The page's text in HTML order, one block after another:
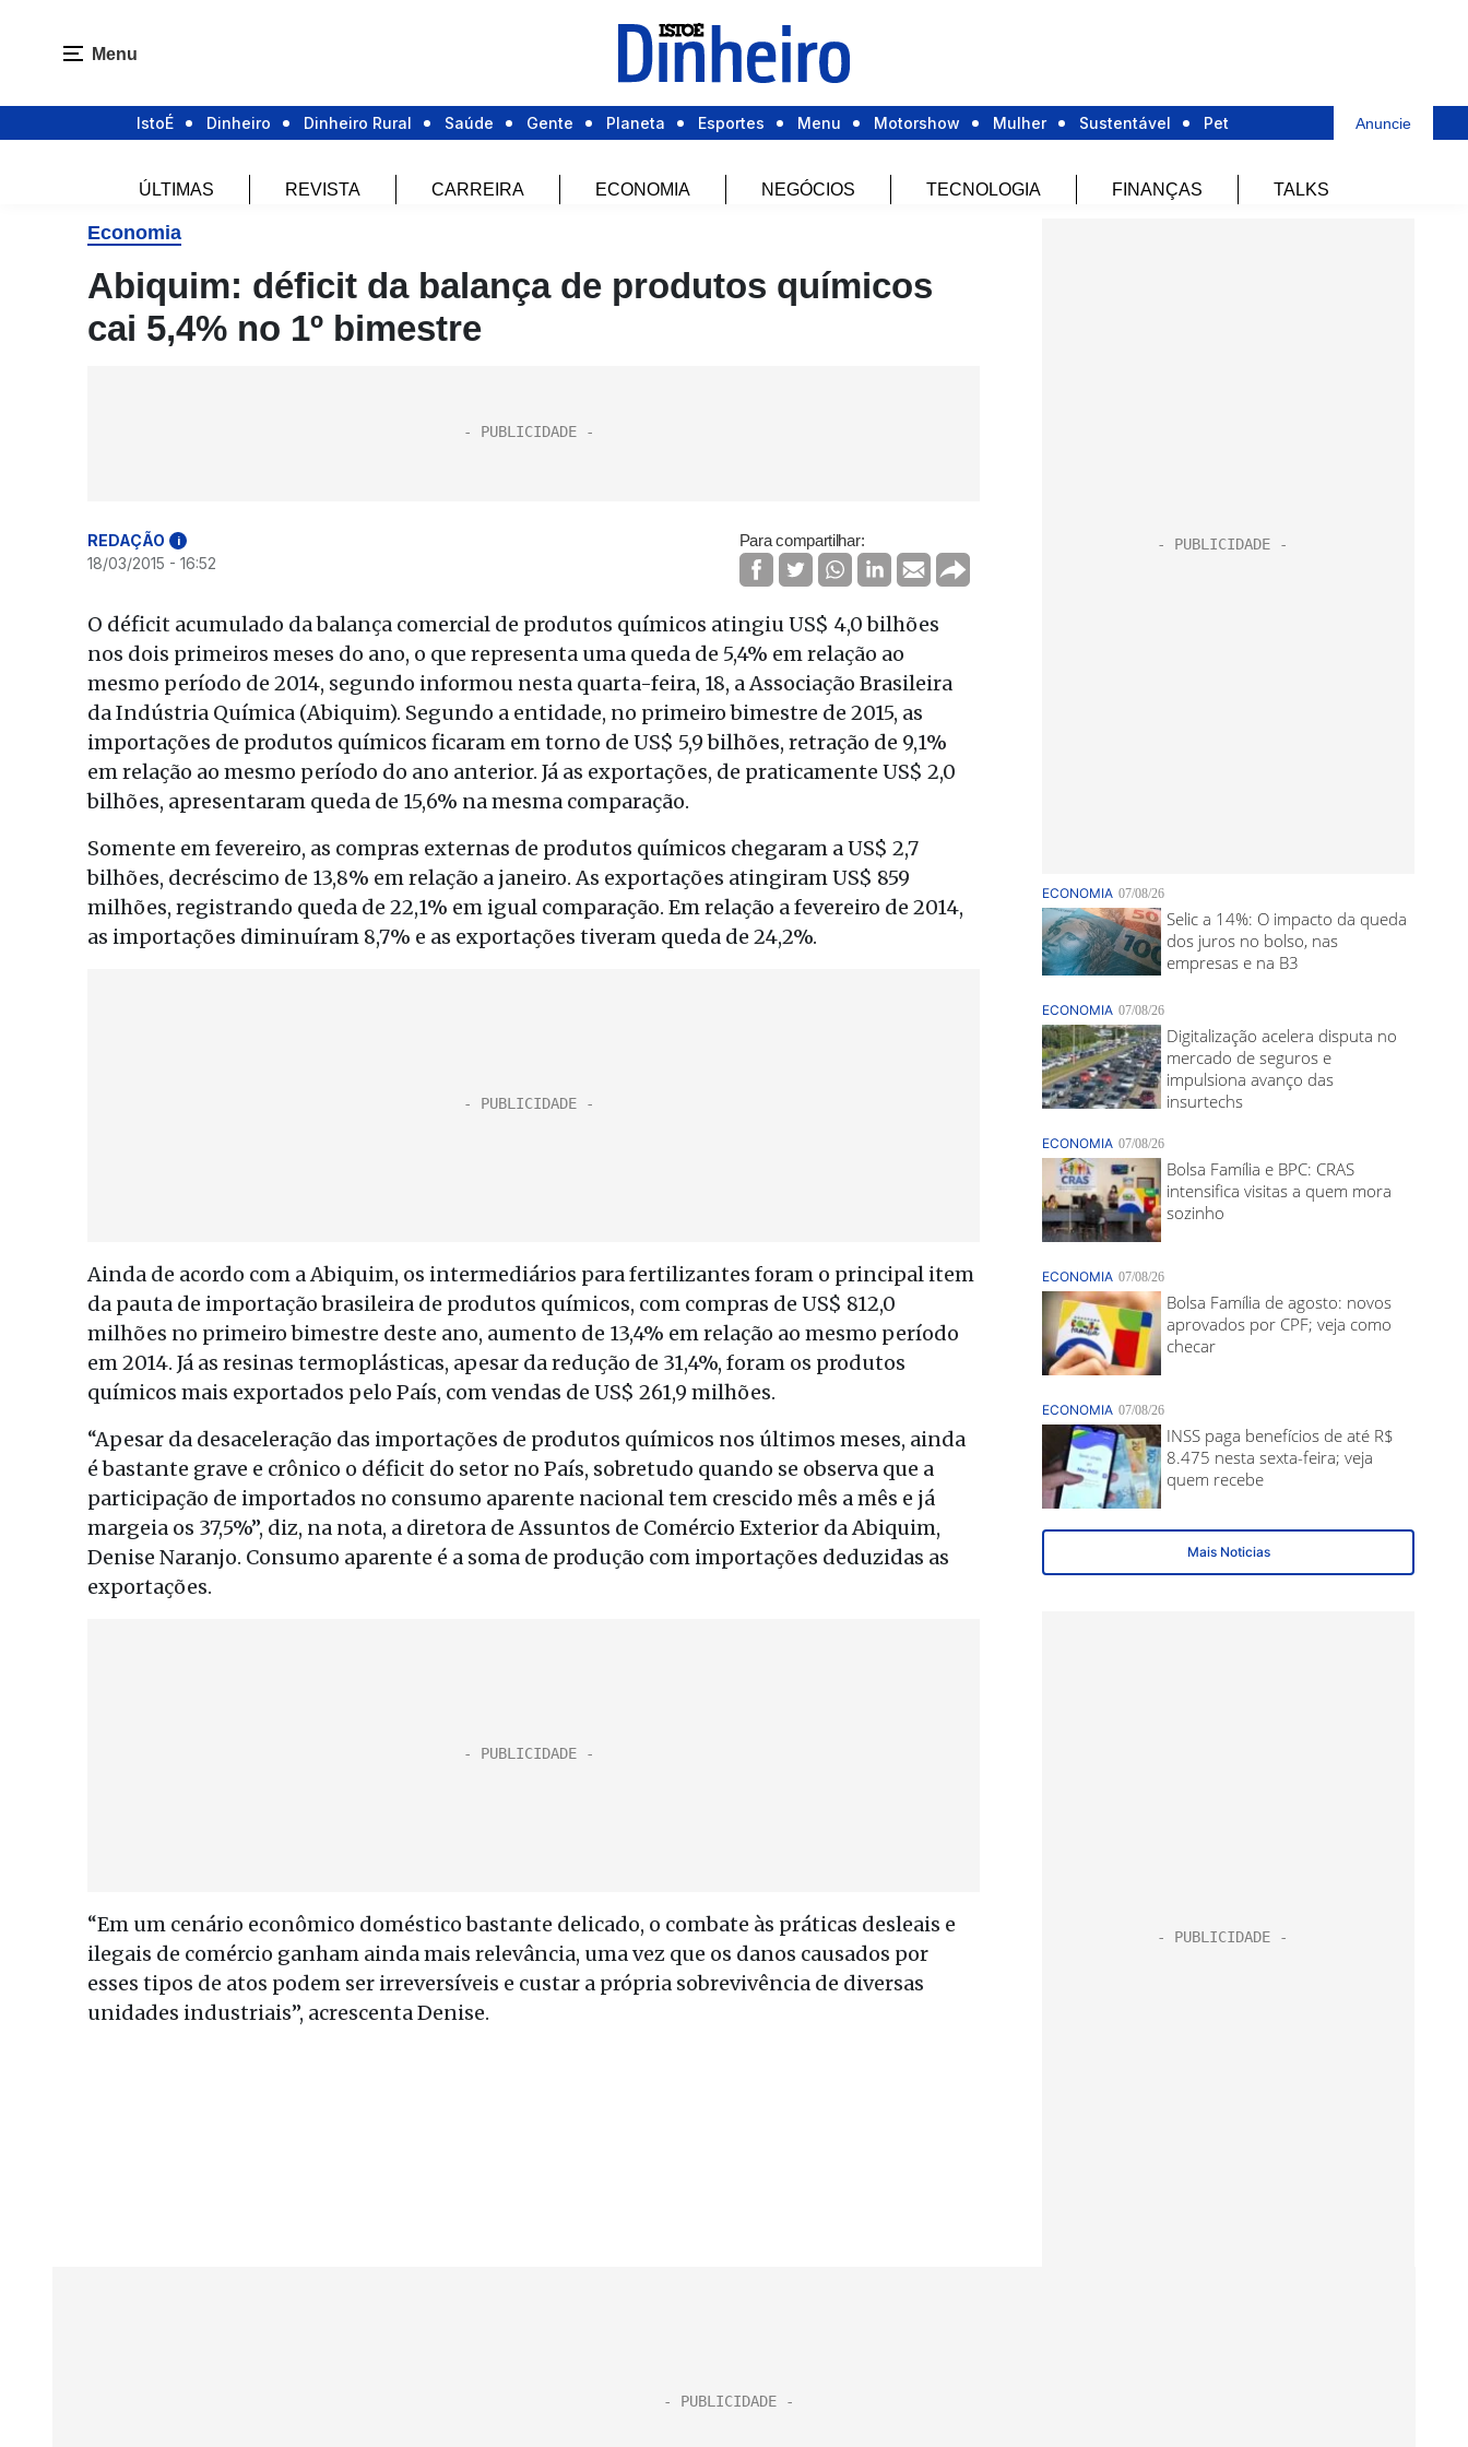
Menu
IstoÉ Dinheiro Dinheiro Rural Saúde Gente Planeta Esportes Menu Motorshow Mulher Sustentável Pet Anuncie
ÚLTIMAS REVISTA CARREIRA ECONOMIA NEGÓCIOS TECNOLOGIA FINANÇAS TALKS
Economia
Abiquim: déficit da balança de produtos químicos
cai 5,4% no 1º bimestre
REDAÇÃO i
18/03/2015 - 16:52
Para compartilhar:
O déficit acumulado da balança comercial de produtos químicos atingiu US$ 4,0 bilhões
nos dois primeiros meses do ano, o que representa uma queda de 5,4% em relação ao
mesmo período de 2014, segundo informou nesta quarta-feira, 18, a Associação Brasileira
da Indústria Química (Abiquim). Segundo a entidade, no primeiro bimestre de 2015, as
importações de produtos químicos ficaram em torno de US$ 5,9 bilhões, retração de 9,1%
em relação ao mesmo período do ano anterior. Já as exportações, de praticamente US$ 2,0
bilhões, apresentaram queda de 15,6% na mesma comparação.
Somente em fevereiro, as compras externas de produtos químicos chegaram a US$ 2,7
bilhões, decréscimo de 13,8% em relação a janeiro. As exportações atingiram US$ 859
milhões, registrando queda de 22,1% em igual comparação. Em relação a fevereiro de 2014,
as importações diminuíram 8,7% e as exportações tiveram queda de 24,2%.
Ainda de acordo com a Abiquim, os intermediários para fertilizantes foram o principal item
da pauta de importação brasileira de produtos químicos, com compras de US$ 812,0
milhões no primeiro bimestre deste ano, aumento de 13,4% em relação ao mesmo período
em 2014. Já as resinas termoplásticas, apesar da redução de 31,4%, foram os produtos
químicos mais exportados pelo País, com vendas de US$ 261,9 milhões.
“Apesar da desaceleração das importações de produtos químicos nos últimos meses, ainda
é bastante grave e crônico o déficit do setor no País, sobretudo quando se observa que a
participação de importados no consumo aparente nacional tem crescido mês a mês e já
margeia os 37,5%”, diz, na nota, a diretora de Assuntos de Comércio Exterior da Abiquim,
Denise Naranjo. Consumo aparente é a soma de produção com importações deduzidas as
exportações.
“Em um cenário econômico doméstico bastante delicado, o combate às práticas desleais e
ilegais de comércio ganham ainda mais relevância, uma vez que os danos causados por
esses tipos de atos podem ser irreversíveis e custar a própria sobrevivência de diversas
unidades industriais”, acrescenta Denise.